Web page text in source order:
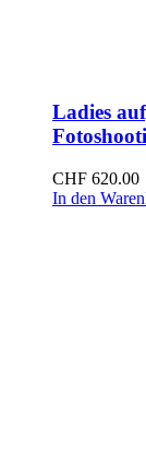
Ladies
CHF 620.00
In den